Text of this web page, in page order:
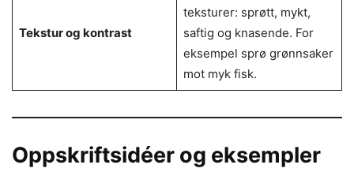
Tekstur og kontrast
teksturer: sprøtt, mykt,
saftig og knasende. For
eksempel sprø grønnsaker
mot myk fisk.
Oppskriftsidéer og eksempler